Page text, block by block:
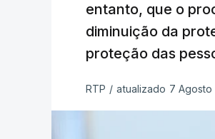
entanto, que o
diminuição da
proteção das
RTP / atualizado 7 Agosto